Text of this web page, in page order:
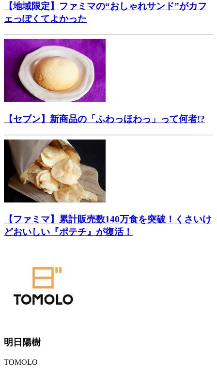
【地域限定】ファミマの“おしゃれサンド”がカフ
ェっぽくてよかった
【セブン】新商品の「ふわっほわっ」って何者!?
【ファミマ】累計販売数140万食を突破！くさいけ
どおいしい『ポテチ』が復活！
明日陽樹
TOMOLO